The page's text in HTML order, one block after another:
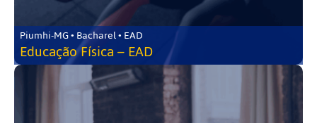
Piumhi-MG • Bacharel • EAD
Educação Física – EAD